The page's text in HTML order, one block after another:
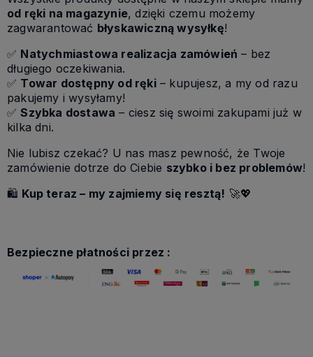
od ręki na magazynie, dzięki czemu możemy
zagwarantować błyskawiczną wysyłkę!
✅ Natychmiastowa realizacja zamówień – bez
długiego oczekiwania.
✅ Towar dostępny od ręki– kupujesz, a my od razu
pakujemy i wysyłamy!
✅Szybka dostawa – ciesz się swoimi zakupami już w
kilka dni.
Nie lubisz czekać? U nas masz pewność, że Twoje
zamówienie dotrze do Ciebie szybko i bez problemów!
🛍 Kup teraz – my zajmiemy się resztą! 🚀💖
Bezpieczne płatności przez :